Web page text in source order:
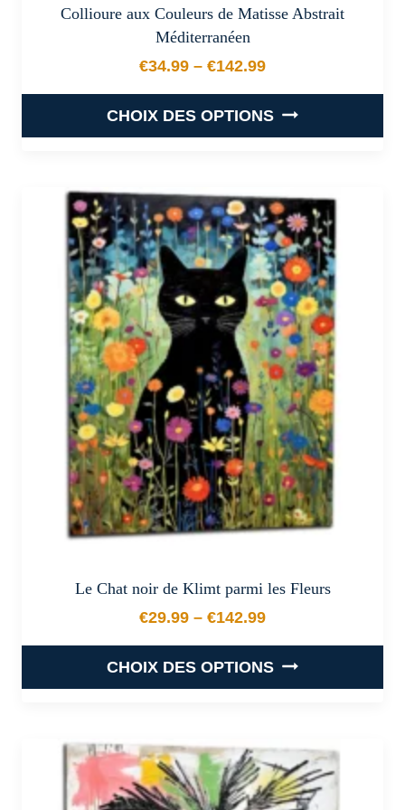
Collioure aux Couleurs de Matisse Abstrait
Méditerranéen
€34.99 – €142.99
Plage de prix : €34.99 à
CHOIX DES OPTIONS
a
plusieurs
variations.
Les
options
peuvent
être
choisies
sur
la
page
du
produit
Le Chat noir de Klimt parmi les Fleurs
€29.99 – €142.99
Plage de prix : €29.99 à
CHOIX DES OPTIONS
a
plusieurs
variations.